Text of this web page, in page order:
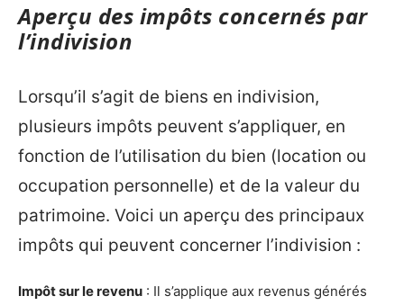
Aperçu des impôts concernés par
l’indivision
Lorsqu’il s’agit de biens en indivision,
plusieurs impôts peuvent s’appliquer, en
fonction de l’utilisation du bien (location ou
occupation personnelle) et de la valeur du
patrimoine. Voici un aperçu des principaux
impôts qui peuvent concerner l’indivision :
Impôt sur le revenu : Il s’applique aux revenus générés